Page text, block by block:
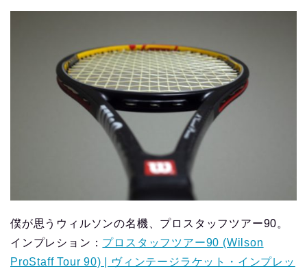
僕が思うウィルソンの名機、プロスタッフツアー90。
インプレション： プロスタッフツアー90 (Wilson
ProStaff Tour 90) | ヴィンテージラケット・インプレッ